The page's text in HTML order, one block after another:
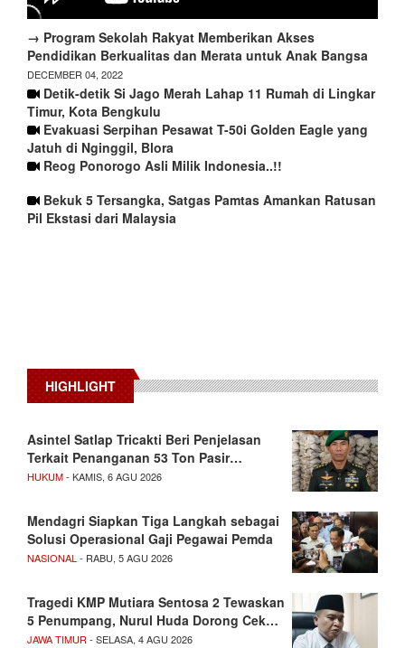
→ Program Sekolah Rakyat Memberikan Akses
Pendidikan Berkualitas dan Merata untuk Anak Bangsa
DECEMBER 04, 2022
Detik-detik Si Jago Merah Lahap 11 Rumah di Lingkar
Timur, Kota Bengkulu
Evakuasi Serpihan Pesawat T-50i Golden Eagle yang
Jatuh di Nginggil, Blora
Reog Ponorogo Asli Milik Indonesia..!!
Bekuk 5 Tersangka, Satgas Pamtas Amankan Ratusan
Pil Ekstasi dari Malaysia
HIGHLIGHT
Asintel Satlap Tricakti Beri Penjelasan
Terkait Penanganan 53 Ton Pasir…
HUKUM- KAMIS, 6 AGU 2026
Mendagri Siapkan Tiga Langkah sebagai
Solusi Operasional Gaji Pegawai Pemda
NASIONAL - RABU, 5 AGU 2026
Tragedi KMP Mutiara Sentosa 2 Tewaskan
5 Penumpang, Nurul Huda Dorong Cek…
JAWA TIMUR - SELASA, 4 AGU 2026